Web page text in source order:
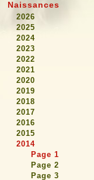
Naissances
2026
2025
2024
2023
2022
2021
2020
2019
2018
2017
2016
2015
2014
Page 1
Page 2
Page 3